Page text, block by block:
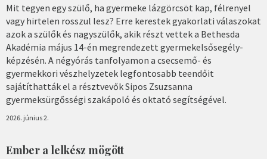
Mit tegyen egy szülő, ha gyermeke lázgörcsöt kap, félrenyel
vagy hirtelen rosszul lesz? Erre kerestek gyakorlati válaszokat
azok a szülők és nagyszülők, akik részt vettek a Bethesda
Akadémia május 14-én megrendezett gyermekelsősegély-
képzésén. A négyórás tanfolyamon a csecsemő- és
gyermekkori vészhelyzetek legfontosabb teendőit
sajátíthatták el a résztvevők Sipos Zsuzsanna
gyermeksürgősségi szakápoló és oktató segítségével.
2026. június 2.
Ember a lelkész mögött